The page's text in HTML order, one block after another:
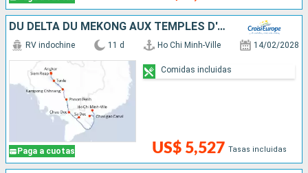
DU DELTA DU MÉKONG AUX TEMPLES D'ANGKOR (FORMULE PORT/PORT)
Paga a cuotas
RV indochine 11 d Ho Chi Minh-Ville 14/02/2028
US$ 5,527 Tasas incluidas
Comidas incluidas